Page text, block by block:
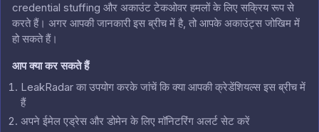
credential stuffing और अकाउंट टेकओवर हमलों के लिए सक्रिय रूप से
करते हैं। अगर आपकी जानकारी इस ब्रीच में है, तो आपके अकाउंट्स जोखिम में
हो सकते हैं।
आप क्या कर सकते हैं
LeakRadar का उपयोग करके जांचें कि क्या आपकी क्रेडेंशियल्स इस ब्रीच में
हैं
अपने ईमेल एड्रेस और डोमेन के लिए मॉनिटरिंग अलर्ट सेट करें